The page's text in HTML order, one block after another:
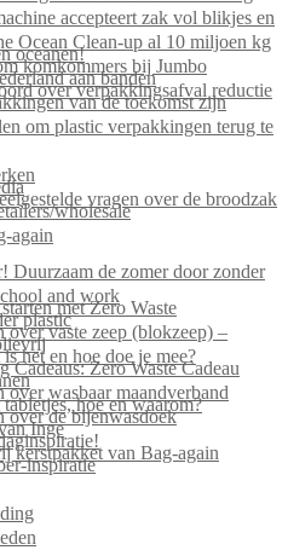
accepteert zak vol blikjes en
Ocean Clean-up al 10 miljoen kg
oceanen!
komkommers bij Jumbo
aan banden
over verpakkingsafval reductie
van de toekomst zijn
om plastic verpakkingen terug te
vragen over de broodzak
wholesale
again
Duurzaam de zomer door zonder
and work
met Zero Waste
plastic
over vaste zeep (blokzeep) –
het en hoe doe je mee?
Cadeaus: Zero Waste Cadeau
over wasbaar maandverband
hoe en waarom?
over de bijenwasdoek
Inge
kerstpakket van Bag-again
inspiratie